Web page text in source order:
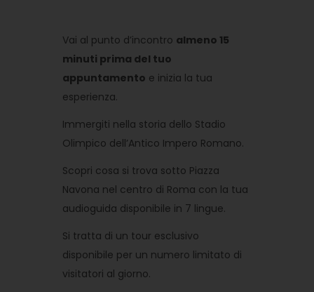
Vai al punto d’incontro almeno 15
minuti prima del tuo
appuntamento e inizia la tua
esperienza.
Immergiti nella storia dello Stadio
Olimpico dell’Antico Impero Romano.
Scopri cosa si trova sotto Piazza
Navona nel centro di Roma con la tua
audioguida disponibile in 7 lingue.
Si tratta di un tour esclusivo
disponibile per un numero limitato di
visitatori al giorno.